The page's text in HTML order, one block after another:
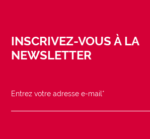
INSCRIVEZ-VOUS À LA
NEWSLETTER